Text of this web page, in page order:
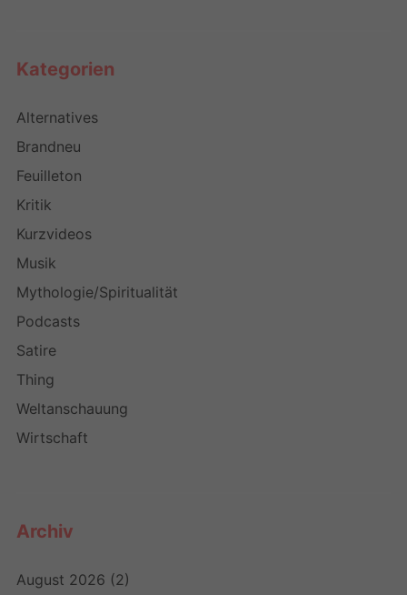
Kategorien
Alternatives
Brandneu
Feuilleton
Kritik
Kurzvideos
Musik
Mythologie/Spiritualität
Podcasts
Satire
Thing
Weltanschauung
Wirtschaft
Archiv
August 2026 (2)